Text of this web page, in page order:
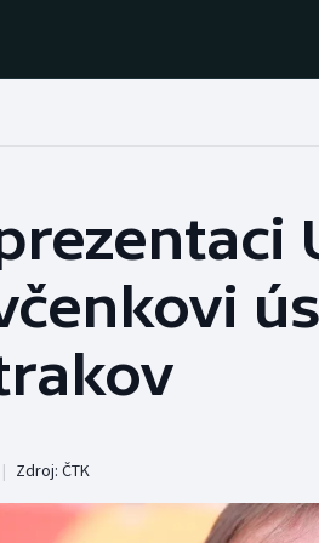
Baseball a softbal
Basketbal
Biatlon
| Zdroj: ČTK